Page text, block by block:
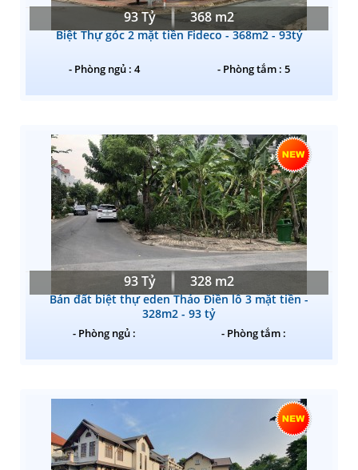
93 Tỷ 368 m2
Biệt Thự góc 2 mặt tiền Fideco - 368m2 - 93tỷ
- Phòng ngủ : 4 - Phòng tắm : 5
93 Tỷ 328 m2
Bán đất biệt thự eden Thảo Điền lô 3 mặt tiền -
328m2 - 93 tỷ
- Phòng ngủ : - Phòng tắm :